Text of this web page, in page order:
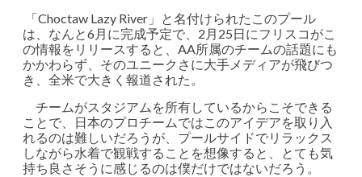
「Choctaw Lazy River」と名付けられたこのプール
は、なんと6月に完成予定で、2月25日にフリスコがこ
の情報をリリースすると、AA所属のチームの話題にも
かかわらず、そのユニークさに大手メディアが飛びつ
き、全米で大きく報道された。
チームがスタジアムを所有しているからこそできる
ことで、日本のプロチームではこのアイデアを取り入
れるのは難しいだろうが、プールサイドでリラックス
しながら水着で観戦することを想像すると、とても気
持ち良さそうに感じるのは僕だけではないだろう。